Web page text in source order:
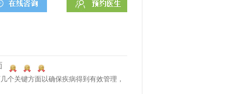
个关键方面以确保疾病得到有效管理，